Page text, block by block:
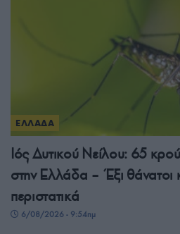
ΕΛΛΑΔΑ
Ιός Δυτικού Νείλου: 65
στην Ελλάδα – Έξι θάνατοι
περιστατικά
6/08/2026 - 9:54πμ